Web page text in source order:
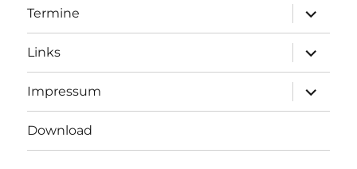
Termine
öffnen
Links
öffnen
Impressum
öffnen
Download